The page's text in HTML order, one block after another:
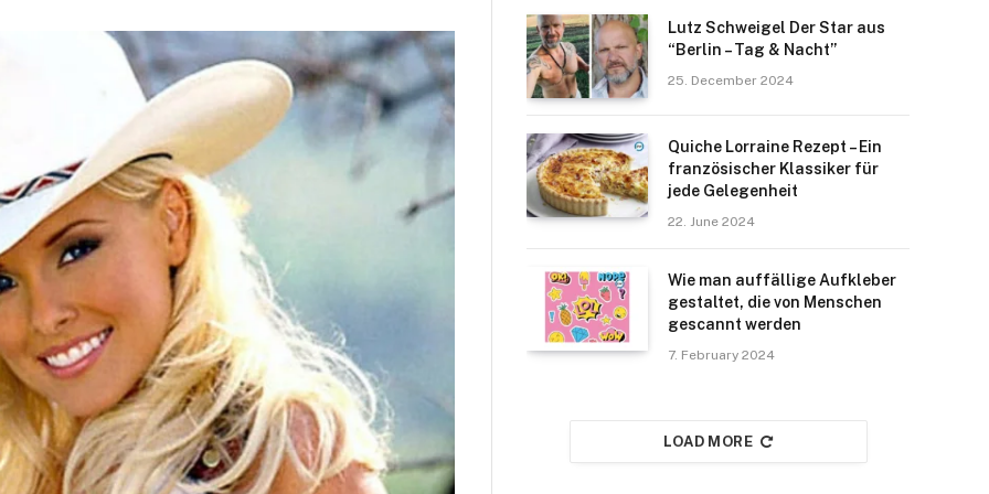
Lutz Schweigel Der Star aus
“Berlin – Tag & Nacht”
25. December 2024
Quiche Lorraine Rezept – Ein
französischer Klassiker für
jede Gelegenheit
22. June 2024
Wie man auffällige Aufkleber
gestaltet, die von Menschen
gescannt werden
7. February 2024
LOAD MORE